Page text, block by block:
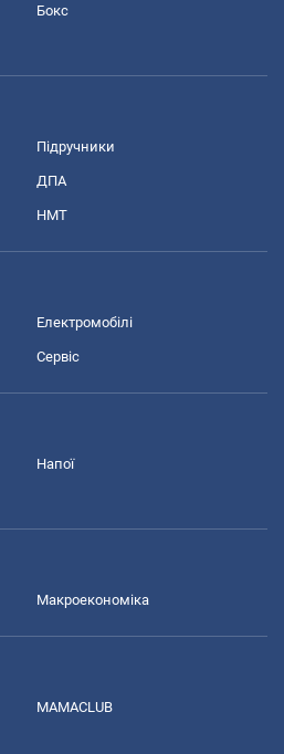
Бокс
Підручники
ДПА
НМТ
Електромобілі
Сервіс
Напої
Макроекономіка
MAMACLUB